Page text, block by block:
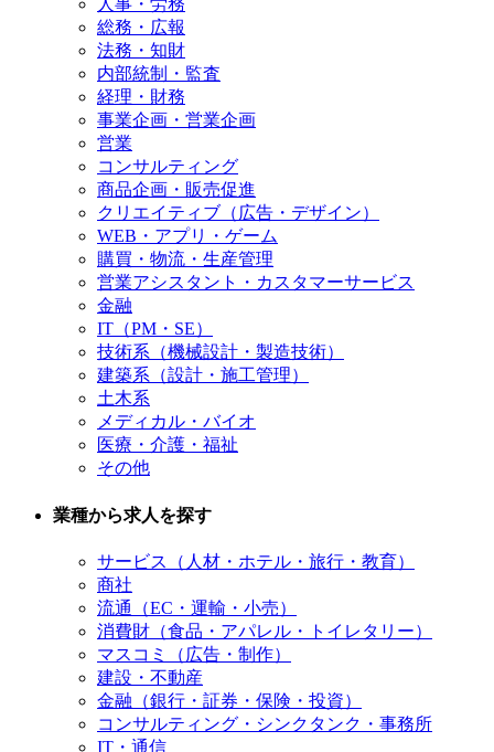
人事・労務
総務・広報
法務・知財
内部統制・監査
経理・財務
事業企画・営業企画
営業
コンサルティング
商品企画・販売促進
クリエイティブ（広告・デザイン）
WEB・アプリ・ゲーム
購買・物流・生産管理
営業アシスタント・カスタマーサービス
金融
IT（PM・SE）
技術系（機械設計・製造技術）
建築系（設計・施工管理）
土木系
メディカル・バイオ
医療・介護・福祉
その他
業種から求人を探す
サービス（人材・ホテル・旅行・教育）
商社
流通（EC・運輸・小売）
消費財（食品・アパレル・トイレタリー）
マスコミ（広告・制作）
建設・不動産
金融（銀行・証券・保険・投資）
コンサルティング・シンクタンク・事務所
IT・通信